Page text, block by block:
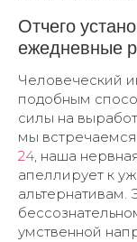
Отчего
ежедневные
Человеческий
подобным
силы на
мы
24, наша
апеллирует к
альтернативам.
умственной